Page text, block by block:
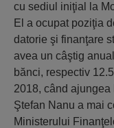
cu sediul iniţial la
El a ocupat poziţia
datorie şi finanţare
avea un câştig
bănci, respectiv
2018, când
Ştefan Nanu a mai
Ministerului